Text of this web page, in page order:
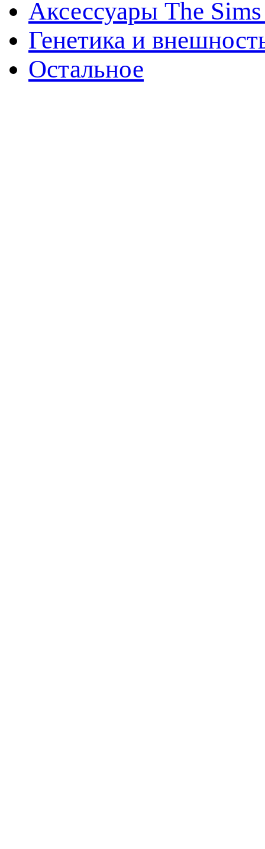
Аксессуары The
Генетика и
Остальное